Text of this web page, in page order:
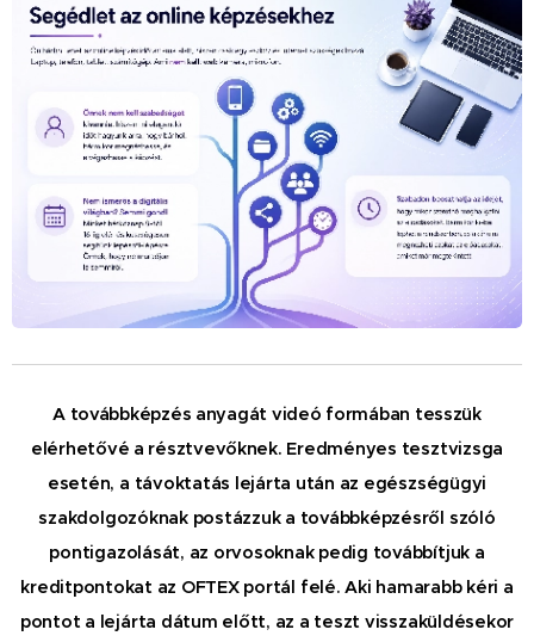
A továbbképzés anyagát videó formában tesszük
elérhetővé a résztvevőknek. Eredményes tesztvizsga
esetén, a távoktatás lejárta után az egészségügyi
szakdolgozóknak postázzuk a továbbképzésről szóló
pontigazolását, az orvosoknak pedig továbbítjuk a
kreditpontokat az OFTEX portál felé.Aki hamarabb kéri a
pontot a lejárta dátum előtt, az a teszt visszaküldésekor